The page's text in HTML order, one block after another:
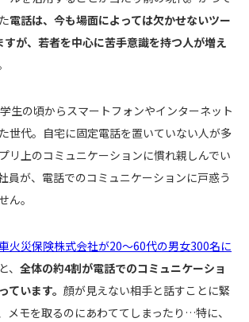
電話は、今も場面によっては欠かせないツー
が、若者を中心に苦手意識を持つ人が増え
生の頃からスマートフォンやインターネット
世代。自宅に固定電話を置いていない人が多
リ上のコミュニケーションに慣れ親しんでい
員が、電話でのコミュニケーションに戸惑う
ん。
火災保険株式会社が20～60代の男女300名に
、 全体の約4割が電話でのコミュニケーショ
ています。 顔が見えない相手と話すことに緊
メモを取るのにあわててしまったり…特に、